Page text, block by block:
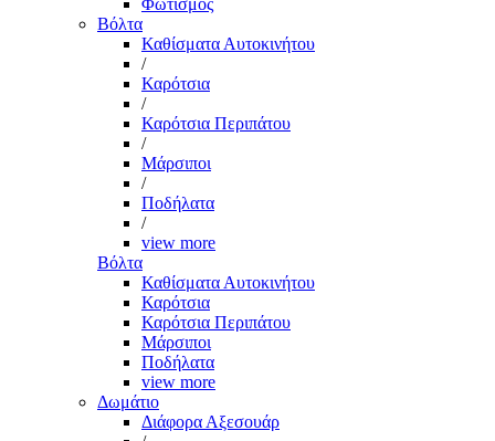
Φωτισμός
Βόλτα
Καθίσματα Αυτοκινήτου
/
Καρότσια
/
Καρότσια Περιπάτου
/
Μάρσιποι
/
Ποδήλατα
/
view more
Βόλτα
Καθίσματα Αυτοκινήτου
Καρότσια
Καρότσια Περιπάτου
Μάρσιποι
Ποδήλατα
view more
Δωμάτιο
Διάφορα Αξεσουάρ